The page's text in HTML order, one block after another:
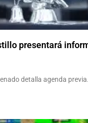
presentará
detalla agenda previa.